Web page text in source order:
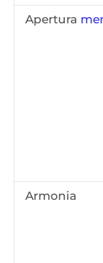
Apertura
Armonia